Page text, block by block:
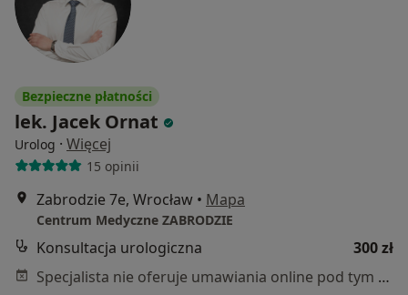
Bezpieczne płatności
lek. Jacek Ornat
Urolog · Więcej
15 opinii
Zabrodzie 7e, Wrocław • Mapa
Centrum Medyczne ZABRODZIE
Konsultacja urologiczna
300 zł
Specjalista nie oferuje umawiania online pod tym adresem.